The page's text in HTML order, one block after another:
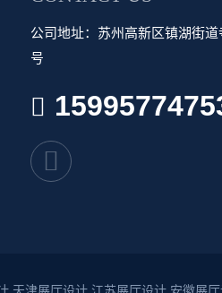
公司地址：苏州高新区镇湖街道
号